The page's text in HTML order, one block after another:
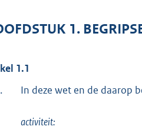
1.
1.1
In deze wet en de daarop
activiteit: